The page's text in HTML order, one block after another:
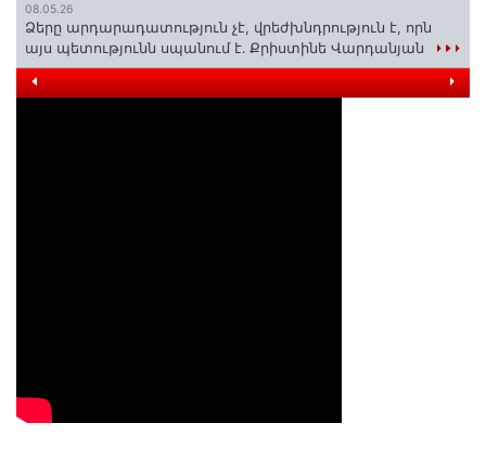
08.05.26
Ձերը արդարադատություն չէ, վրեժխնդրություն է, որն
այս պետությունն սպանում է․ Քրիստինե Վարդանյան